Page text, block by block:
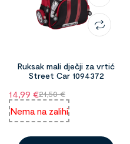
Ruksak mali dječji za vrtić
Street Car 1094372
21,50€
14,99 €
Nema na zalihi